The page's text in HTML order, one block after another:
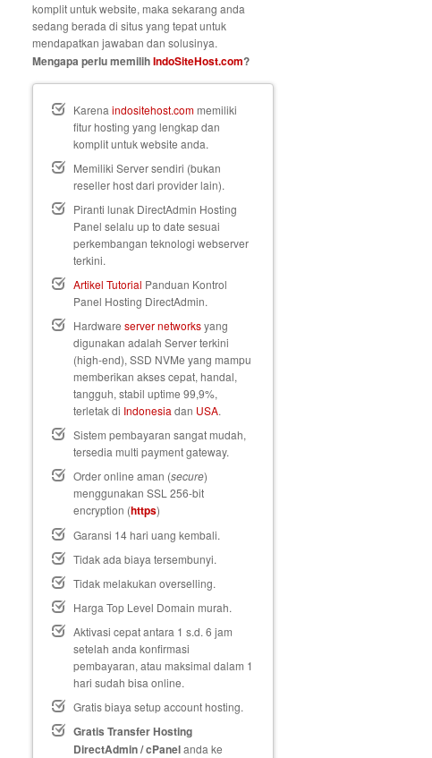
komplit untuk website, maka sekarang anda
sedang berada di situs yang tepat untuk
mendapatkan jawaban dan solusinya.
Mengapa perlu memilihIndoSiteHost.com?
Karena indositehost.commemiliki
fitur hosting yang lengkap dan
komplit untuk website anda.
Memiliki Server sendiri (bukan
reseller host dari provider lain).
Piranti lunak DirectAdmin Hosting
Panel selalu up to date sesuai
perkembangan teknologi webserver
terkini.
Artikel Tutorial Panduan Kontrol
Panel Hosting DirectAdmin.
Hardware server networksyang
digunakan adalah Server terkini
(high-end), SSD NVMe yang mampu
memberikan akses cepat, handal,
tangguh, stabil uptime 99,9%,
terletak di Indonesia dan USA.
Sistem pembayaran sangat mudah,
tersedia multi payment gateway.
Order online aman (secure)
menggunakan SSL 256-bit
encryption (https)
Garansi 14 hari uang kembali.
Tidak ada biaya tersembunyi.
Tidak melakukan overselling.
Harga Top Level Domain murah.
Aktivasi cepat antara 1 s.d. 6 jam
setelah anda konfirmasi
pembayaran, atau maksimal dalam 1
hari sudah bisa online.
Gratis biaya setupaccount hosting.
Gratis Transfer Hosting
DirectAdmin / cPanelanda ke